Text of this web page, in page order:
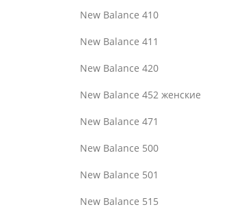
New Balance 410
New Balance 411
New Balance 420
New Balance 452 женские
New Balance 471
New Balance 500
New Balance 501
New Balance 515